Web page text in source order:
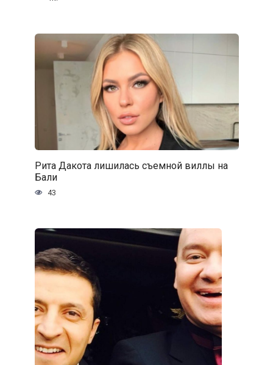
Рита Дакота лишилась съемной виллы на
Бали
43